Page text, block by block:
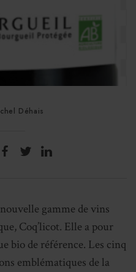
Déhais
gamme de vins
Coq’licot. Elle a pour
bio de référence. Les cinq
emblématiques de la